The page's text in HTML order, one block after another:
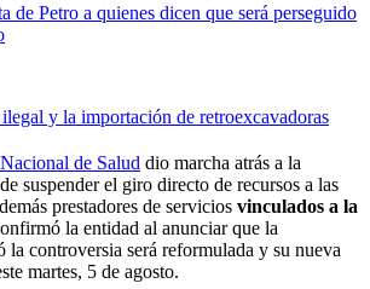
de Petro a quienes dicen que será perseguido
y la importación de retroexcavadoras
de Salud dio marcha atrás a la
suspender el giro directo de recursos a las
prestadores de servicios vinculados a la
la entidad al anunciar que la
la controversia será reformulada y su nueva
martes, 5 de agosto.